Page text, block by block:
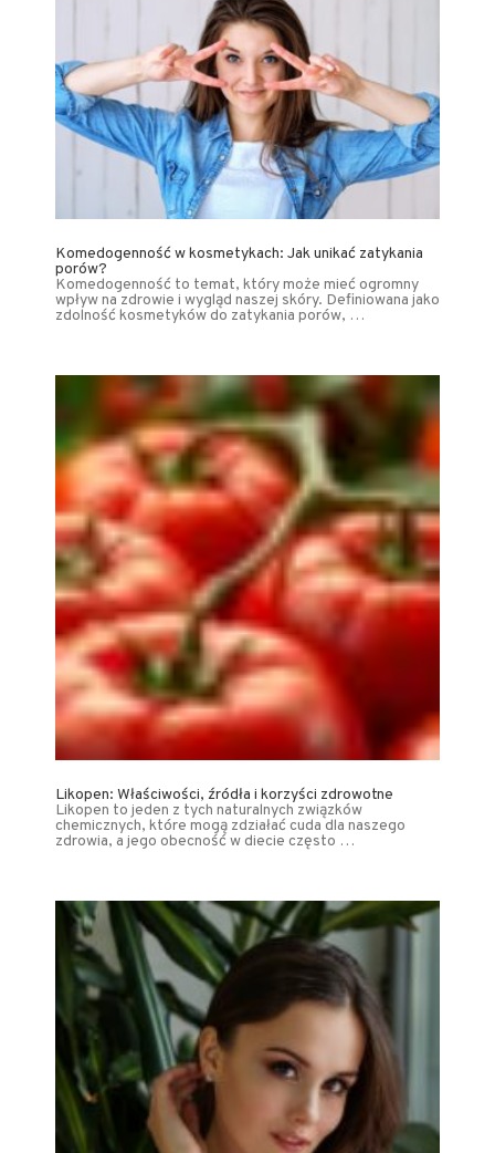
Komedogenność w kosmetykach: Jak unikać zatykania
porów?
Komedogenność to temat, który może mieć ogromny
wpływ na zdrowie i wygląd naszej skóry. Definiowana jako
zdolność kosmetyków do zatykania porów, …
Likopen: Właściwości, źródła i korzyści zdrowotne
Likopen to jeden z tych naturalnych związków
chemicznych, które mogą zdziałać cuda dla naszego
zdrowia, a jego obecność w diecie często …